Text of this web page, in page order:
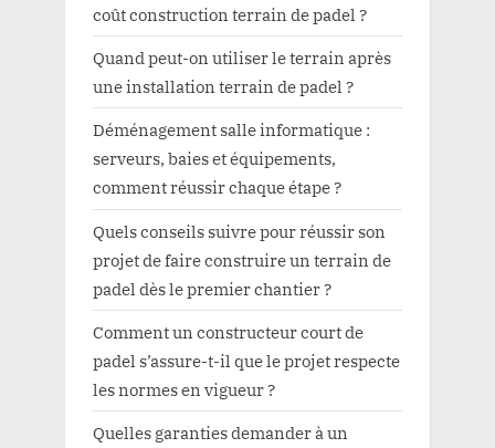
coût construction terrain de padel ?
Quand peut-on utiliser le terrain après
une installation terrain de padel ?
Déménagement salle informatique :
serveurs, baies et équipements,
comment réussir chaque étape ?
Quels conseils suivre pour réussir son
projet de faire construire un terrain de
padel dès le premier chantier ?
Comment un constructeur court de
padel s’assure-t-il que le projet respecte
les normes en vigueur ?
Quelles garanties demander à un